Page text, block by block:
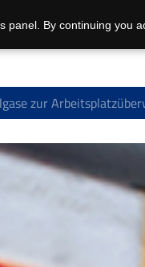
zur
By continuing you